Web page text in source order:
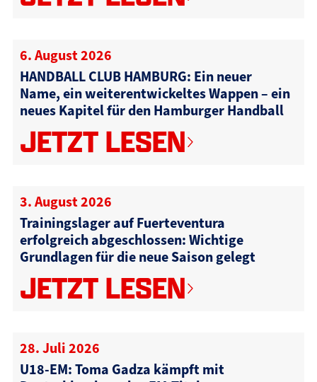
6. August 2026
HANDBALL CLUB HAMBURG: Ein neuer
Name, ein weiterentwickeltes Wappen – ein
neues Kapitel für den Hamburger Handball
JETZT LESEN
3. August 2026
Trainingslager auf Fuerteventura
erfolgreich abgeschlossen: Wichtige
Grundlagen für die neue Saison gelegt
JETZT LESEN
28. Juli 2026
U18-EM: Toma Gadza kämpft mit